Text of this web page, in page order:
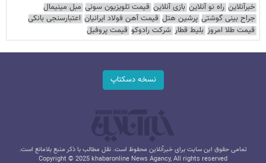
خبرآنلاین راه نو آنلاین بازی آنلاین قیمت تلویزیون سونی مبل مینیمال
جراح بینی گوشتی پرشین هتل قیمت آهن فولاد ایرانیان اعتبارسنجی بانکی
قیمت طلا امروز بلیط قطار شرکت رادوکو قیمت پروفیل
نسخه دسکتاپ
تمامی حقوق این سایت برای خبرآنلاین محفوظ است. نقل مطالب با ذکر منبع بلامانع است.
Copyright © 2025 khabaronline News Agancy, All rights reserved